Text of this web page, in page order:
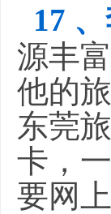
17
源丰
他的
东莞
卡，
要网